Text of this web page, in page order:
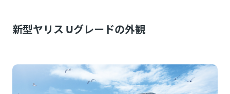
新型ヤリス Uグレードの外観